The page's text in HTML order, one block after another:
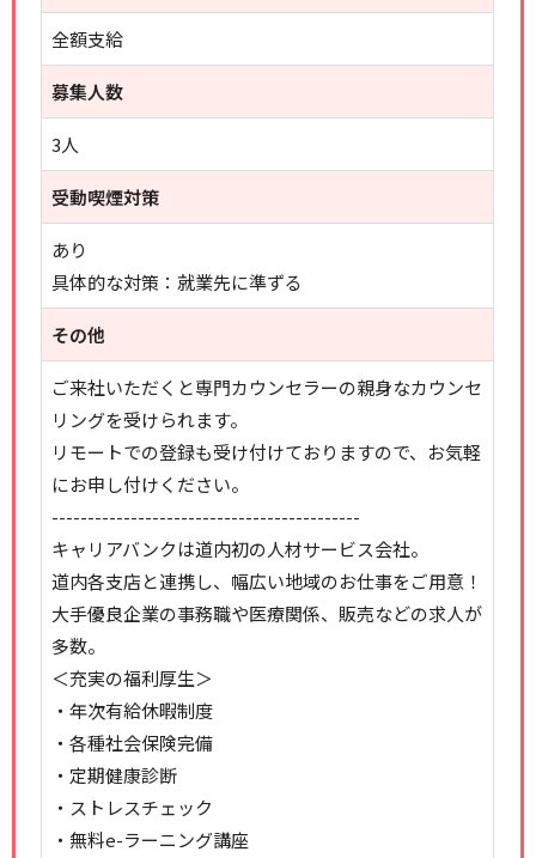
全額支給
募集人数
3人
受動喫煙対策
あり
具体的な対策：就業先に準ずる
その他
ご来社いただくと専門カウンセラーの親身なカウンセ
リングを受けられます。
リモートでの登録も受け付けておりますので、お気軽
にお申し付けください。
-------------------------------------------
キャリアバンクは道内初の人材サービス会社。
道内各支店と連携し、幅広い地域のお仕事をご用意！
大手優良企業の事務職や医療関係、販売などの求人が
多数。
＜充実の福利厚生＞
・年次有給休暇制度
・各種社会保険完備
・定期健康診断
・ストレスチェック
・無料e-ラーニング講座